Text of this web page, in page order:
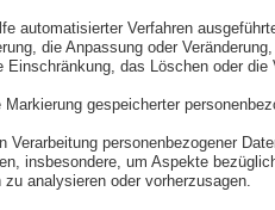
automatisierter Verfahren
die Anpassung oder
Einschränkung, das Löschen oder die
gespeicherter
Verarbeitung personenbezogener
insbesondere, um Aspekte
analysieren oder vorherzusagen.